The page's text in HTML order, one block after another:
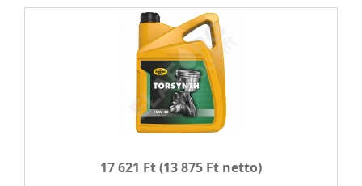
17 621 Ft(13 875 Ft netto)